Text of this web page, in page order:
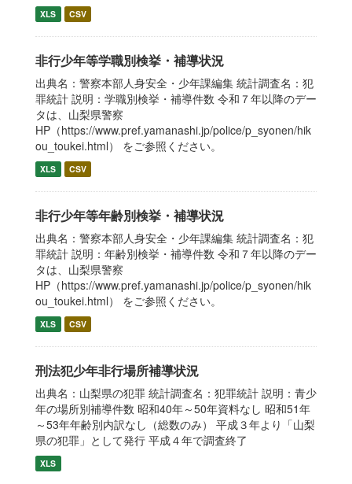
XLS CSV
非行少年等学職別検挙・補導状況
出典名：警察本部人身安全・少年課編集 統計調査名：犯
罪統計 説明：学職別検挙・補導件数 令和７年以降のデー
タは、山梨県警察
HP（https://www.pref.yamanashi.jp/police/p_syonen/hik
ou_toukei.html） をご参照ください。
XLS CSV
非行少年等年齢別検挙・補導状況
出典名：警察本部人身安全・少年課編集 統計調査名：犯
罪統計 説明：年齢別検挙・補導件数 令和７年以降のデー
タは、山梨県警察
HP（https://www.pref.yamanashi.jp/police/p_syonen/hik
ou_toukei.html） をご参照ください。
XLS CSV
刑法犯少年非行場所補導状況
出典名：山梨県の犯罪 統計調査名：犯罪統計 説明：青少
年の場所別補導件数 昭和40年～50年資料なし 昭和51年
～53年年齢別内訳なし（総数のみ） 平成３年より「山梨
県の犯罪」として発行 平成４年で調査終了
XLS